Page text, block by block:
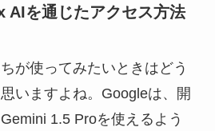
を通じたアクセス方法
が使ってみたいときはどう
いますよね。Googleは、開
1.5 Proを使えるよう